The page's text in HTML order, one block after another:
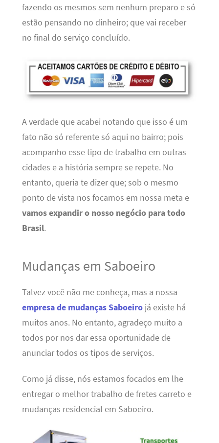
fazendo os mesmos sem nenhum preparo e só
estão pensando no dinheiro; que vai receber
no final do serviço concluído.
A verdade que acabei notando que isso é um
fato não só referente só aqui no bairro; pois
acompanho esse tipo de trabalho em outras
cidades e a história sempre se repete. No
entanto, queria te dizer que; sob o mesmo
ponto de vista nos focamos em nossa meta e
vamos expandir o nosso negócio para todo
Brasil.
Mudanças em Saboeiro
Talvez você não me conheça, mas a nossa
empresa de mudanças Saboeirojá existe há
muitos anos. No entanto, agradeço muito a
todos por nos dar essa oportunidade de
anunciar todos os tipos de serviços.
Como já disse, nós estamos focados em lhe
entregar o melhor trabalho de fretes carreto e
mudanças residencial em Saboeiro.